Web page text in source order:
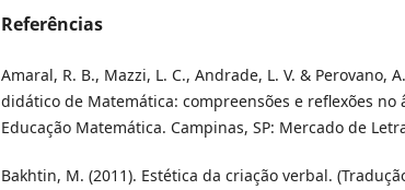
Referências
Amaral, R. B., Mazzi, L. C., Andrade, L. V. & Perovano,
didático de Matemática: compreensões e reflexões no
Educação Matemática. Campinas, SP: Mercado de
Bakhtin, M. (2011). Estética da criação verbal.